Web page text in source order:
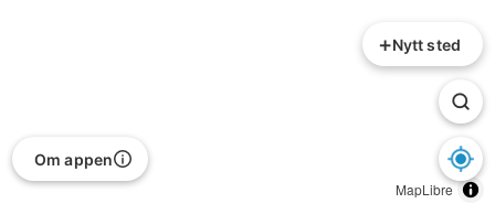
MapLibre
+Nytt sted
Om appen